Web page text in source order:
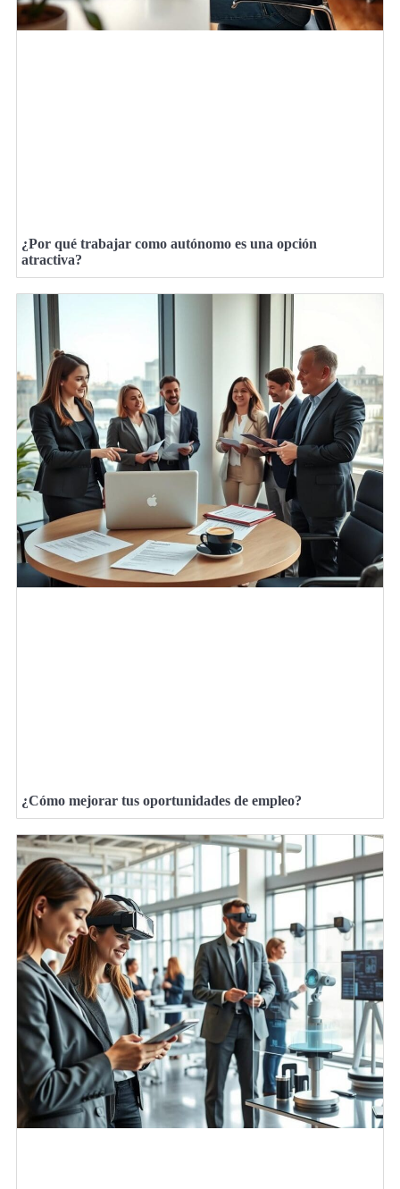
¿Por qué trabajar como autónomo es una opción
atractiva?
¿Cómo mejorar tus oportunidades de empleo?